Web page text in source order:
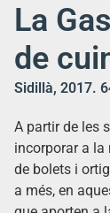
La
de
Sidillà, 2017.
A partir de les
incorporar a la
de bolets i
a més, en